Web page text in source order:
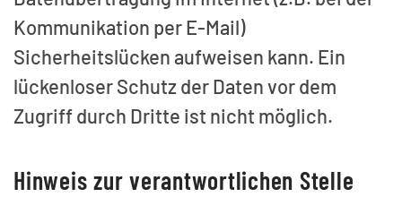
Kommunikation per E-Mail)
Sicherheitslücken aufweisen kann. Ein
lückenloser Schutz der Daten vor dem
Zugriff durch Dritte ist nicht möglich.
Hinweis zur verantwortlichen Stelle